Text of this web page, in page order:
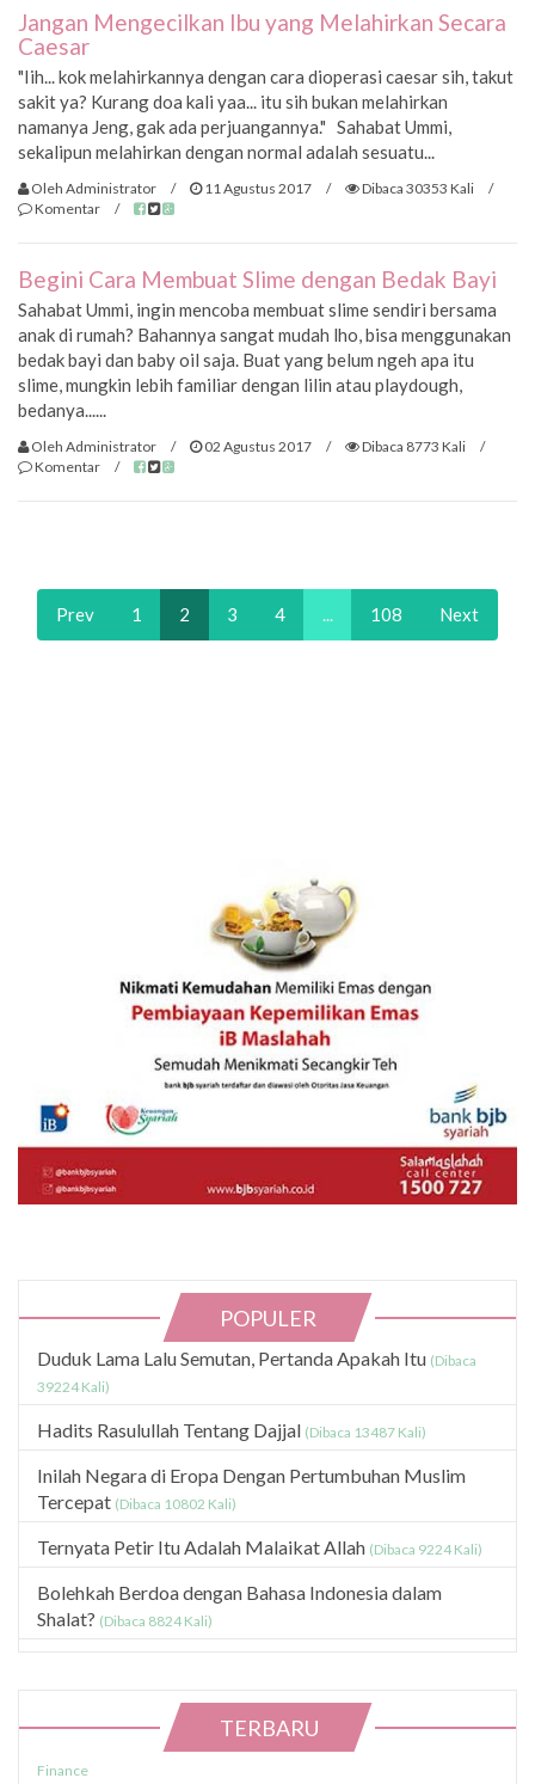
Jangan Mengecilkan Ibu yang Melahirkan Secara
Caesar
"Iih... kok melahirkannya dengan cara dioperasi caesar sih, takut
sakit ya? Kurang doa kali yaa... itu sih bukan melahirkan
namanya Jeng, gak ada perjuangannya." Sahabat Ummi,
sekalipun melahirkan dengan normal adalah sesuatu...
Oleh Administrator / 11 Agustus 2017 / Dibaca 30353 Kali
/
Komentar
/
Begini Cara Membuat Slime dengan Bedak Bayi
Sahabat Ummi, ingin mencoba membuat slime sendiri bersama
anak di rumah? Bahannya sangat mudah lho, bisa menggunakan
bedak bayi dan baby oil saja. Buat yang belum ngeh apa itu
slime, mungkin lebih familiar dengan lilin atau playdough,
bedanya......
Oleh Administrator / 02 Agustus 2017 / Dibaca 8773 Kali
/
Komentar
/
Prev 1 2 3 4 ... 108 Next
POPULER
Duduk Lama Lalu Semutan, Pertanda Apakah Itu (Dibaca
39224 Kali)
Hadits Rasulullah Tentang Dajjal (Dibaca 13487 Kali)
Inilah Negara di Eropa Dengan Pertumbuhan Muslim
Tercepat (Dibaca 10802 Kali)
Ternyata Petir Itu Adalah Malaikat Allah (Dibaca 9224 Kali)
Bolehkah Berdoa dengan Bahasa Indonesia dalam
Shalat? (Dibaca 8824 Kali)
TERBARU
Finance